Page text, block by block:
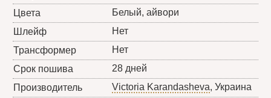
Цвета
Белый, айвори
Шлейф
Нет
Трансформер
Нет
Срок пошива
28 дней
Производитель
Victoria Karandasheva, Украина